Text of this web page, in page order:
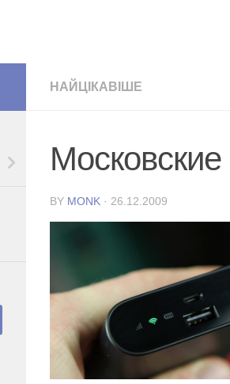
НАЙЦІКАВІШЕ
BY MONK · 26.12.2009